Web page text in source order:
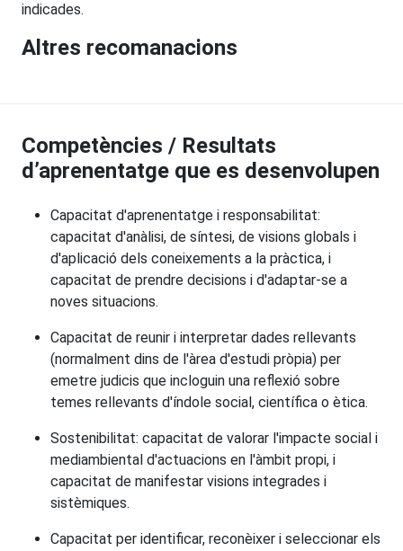
indicades.
Altres recomanacions
Competències / Resultats
d’aprenentatge que es desenvolupen
Capacitat d'aprenentatge i responsabilitat:
capacitat d'anàlisi, de síntesi, de visions globals i
d'aplicació dels coneixements a la pràctica, i
capacitat de prendre decisions i d'adaptar-se a
noves situacions.
Capacitat de reunir i interpretar dades rellevants
(normalment dins de l'àrea d'estudi pròpia) per
emetre judicis que incloguin una reflexió sobre
temes rellevants d'índole social, científica o ètica.
Sostenibilitat: capacitat de valorar l'impacte social i
mediambiental d'actuacions en l'àmbit propi, i
capacitat de manifestar visions integrades i
sistèmiques.
Capacitat per identificar, reconèixer i seleccionar els